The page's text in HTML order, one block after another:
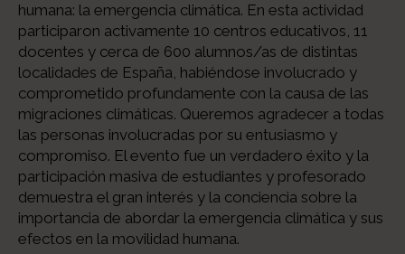
humana: la emergencia climática. En esta actividad
participaron activamente 10 centros educativos, 11
docentes y cerca de 600 alumnos/as de distintas
localidades de España, habiéndose involucrado y
comprometido profundamente con la causa de las
migraciones climáticas. Queremos agradecer a todas
las personas involucradas por su entusiasmo y
compromiso. El evento fue un verdadero éxito y la
participación masiva de estudiantes y profesorado
demuestra el gran interés y la conciencia sobre la
importancia de abordar la emergencia climática y sus
efectos en la movilidad humana.